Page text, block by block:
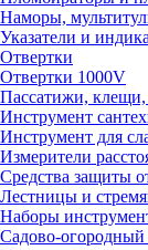
Наморы,
Указатели и
Отвертки
Отвертки 1000V
Пассатижи, клещи,
Инструмент
Инструмент для
Измерители
Средства защиты
Лестницы и
Наборы
Садово-огородный